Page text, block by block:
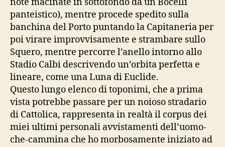
panteistico), mentre procede spedito sulla
banchina del Porto puntando la Capitaneria per
poi virare improvvisamente e strambare sullo
Squero, mentre percorre l’anello intorno allo
Stadio Calbi descrivendo un’orbita perfetta e
lineare, come una Luna di Euclide.
Questo lungo elenco di toponimi, che a prima
vista potrebbe passare per un noioso stradario
di Cattolica, rappresenta in realtà il corpus dei
miei ultimi personali avvistamenti dell’uomo-
che-cammina che ho morbosamente iniziato ad